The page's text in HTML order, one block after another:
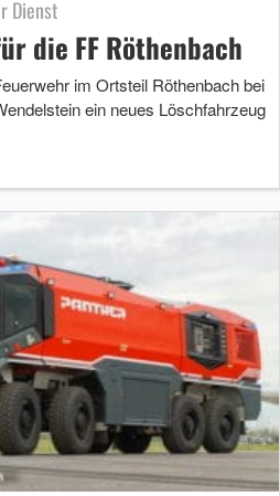
Dienst
die FF Röthenbach
im Ortsteil Röthenbach bei
ein neues Löschfahrzeug